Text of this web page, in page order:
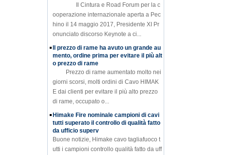
Il Cintura e Road Forum per la c
ooperazione internazionale aperta a Pec
hino il 14 maggio 2017, Presidente XI Pr
onunciato discorso Keynote a ci...
Il prezzo di rame ha avuto un grande au
mento, ordine prima per evitare il più alt
o prezzo di rame
Prezzo di rame aumentato molto nei
giorni scorsi, molti ordini di Cavo HIMAK
E dai clienti per evitare il più alto prezzo
di rame, occupato o...
Himake Fire nominale campioni di cavi
tutti superato il controllo di qualità fatto
da ufficio superv
Buone notizie, Himake cavo tagliafuoco t
utti i campioni controllo qualità fatto da uff